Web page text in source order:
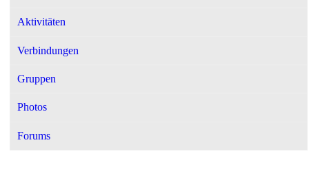
Aktivitäten
Verbindungen
Gruppen
Photos
Forums